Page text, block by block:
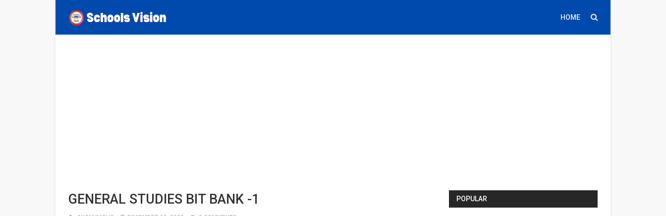
HOME
GENERAL STUDIES BIT BANK -1 POPULAR